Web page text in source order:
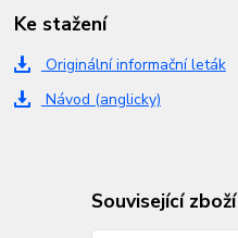
Ke stažení
Originální informační leták
Návod (anglicky)
Související zboží